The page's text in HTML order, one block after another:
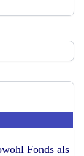
Fonds als